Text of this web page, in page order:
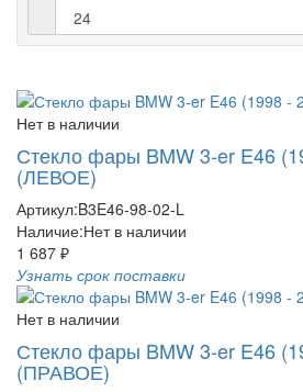
Нет в наличии
Стекло фары BMW 3-er E46
(ЛЕВОЕ)
Артикул:B3E46-98-02-L
Наличие:Нет в наличии
1 687 ₽
Узнать срок поставки
Нет в наличии
Стекло фары BMW 3-er E46
(ПРАВОЕ)